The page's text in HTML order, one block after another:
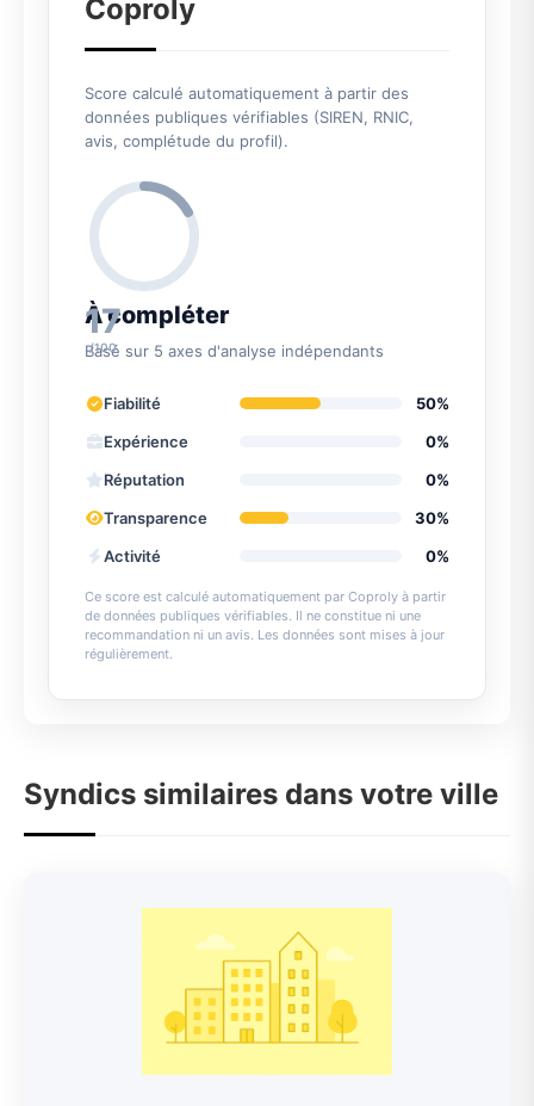
Coproly
Score calculé automatiquement à partir des
données publiques vérifiables (SIREN, RNIC,
avis, complétude du profil).
17
/100
À compléter
Basé sur 5 axes d'analyse indépendants
Fiabilité
50%
Expérience
0%
Réputation
0%
Transparence
30%
Activité
0%
Ce score est calculé automatiquement par Coproly à partir
de données publiques vérifiables. Il ne constitue ni une
recommandation ni un avis. Les données sont mises à jour
régulièrement.
Syndics similaires dans votre ville